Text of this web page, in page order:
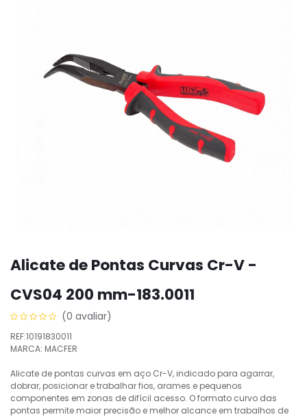
Alicate de Pontas Curvas Cr-V -
CVS04 200 mm-183.0011
(0 avaliar)
REF:10191830011
MARCA: MACFER
Alicate de pontas curvas em aço Cr-V, indicado para agarrar,
dobrar, posicionar e trabalhar fios, arames e pequenos
componentes em zonas de difícil acesso. O formato curvo das
pontas permite maior precisão e melhor alcance em trabalhos de